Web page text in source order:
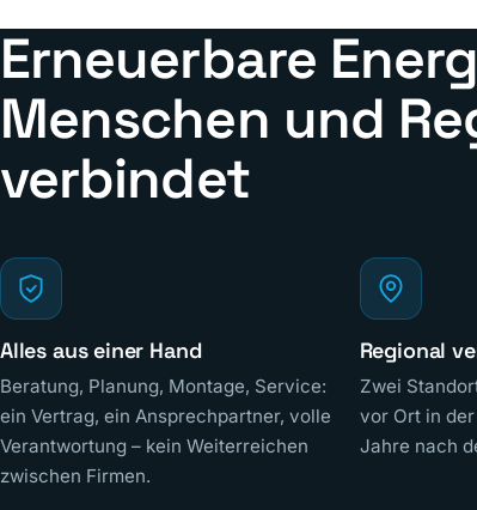
Erneuerbare
Menschen und
verbindet
Alles aus einer Hand
Beratung, Planung, Montage, Service:
ein Vertrag, ein Ansprechpartner, volle
Verantwortung – kein Weiterreichen
zwischen Firmen.
Regional
Zwei
vor Ort in
Jahre nach